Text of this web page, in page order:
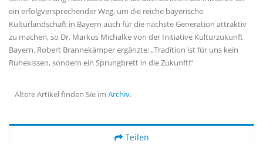
ein erfolgversprechender Weg, um die reiche bayerische
Kulturlandschaft in Bayern auch für die nächste Generation attraktiv
zu machen, so Dr. Markus Michalke von der Initiative Kulturzukunft
Bayern. Robert Brannekämper ergänzte: „Tradition ist für uns kein
Ruhekissen, sondern ein Sprungbrett in die Zukunft!“
Ältere Artikel finden Sie im Archiv.
Teilen